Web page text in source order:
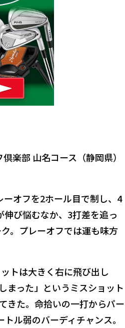
部 山名コース（静岡県）
オフを2ホール目で制し、4
び悩むなか、3打差を追っ
。プレーオフでは運も味方
トは大きく右に飛び出し
まった」というミスショット
きた。命拾いの一打からパー
ル弱のバーディチャンス。